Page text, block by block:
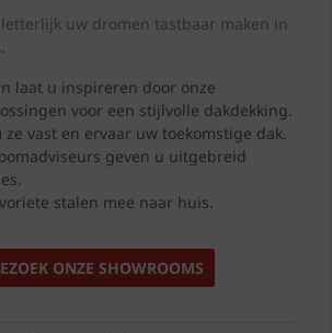
uw dromen tastbaar maken in
laat u inspireren door onze
voor een stijlvolle dakdekking.
ze vast en ervaar uw toekomstige dak.
geven u uitgebreid
stalen mee naar huis.
ONZE SHOWROOMS